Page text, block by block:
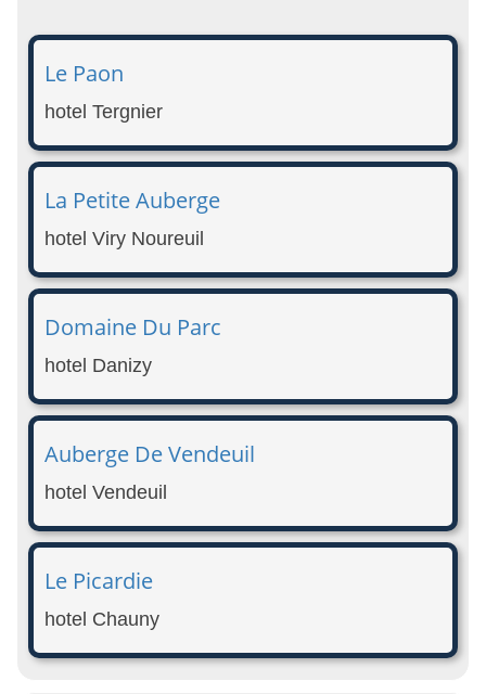
Le Paon
hotel Tergnier
La Petite Auberge
hotel Viry Noureuil
Domaine Du Parc
hotel Danizy
Auberge De Vendeuil
hotel Vendeuil
Le Picardie
hotel Chauny